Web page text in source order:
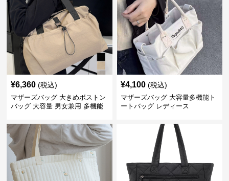
¥6,360 (税込)
マザーズバッグ 大きめボストン
バッグ 大容量 男女兼用 多機能
¥4,100 (税込)
マザーズバッグ 大容量多機能ト
ートバッグ レディース